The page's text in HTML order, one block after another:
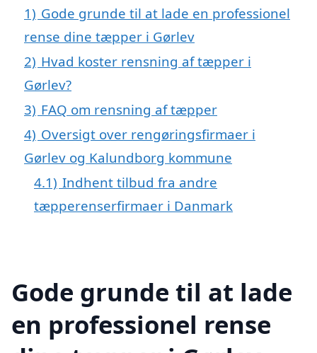
1) Gode grunde til at lade en professionel
rense dine tæpper i Gørlev
2) Hvad koster rensning af tæpper i
Gørlev?
3) FAQ om rensning af tæpper
4) Oversigt over rengøringsfirmaer i
Gørlev og Kalundborg kommune
4.1) Indhent tilbud fra andre
tæpperenserfirmaer i Danmark
Gode grunde til at lade
en professionel rense